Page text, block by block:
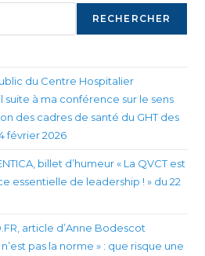
RECHERCHER
du Centre Hospitalier
à ma conférence sur le sens
des cadres de santé du GHT des
février 2026
billet d’humeur « La QVCT est
essentielle de leadership ! » du 22
article d’Anne Bodescot
pas la norme » : que risque une